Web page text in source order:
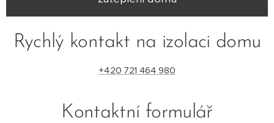
Rychlý kontakt na izolaci domu
+420 721 464 980
Kontaktní formulář